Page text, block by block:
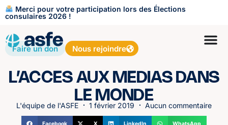
Merci pour votre participation lors des Élections
consulaires 2026 !
Faire un don Nous rejoindre
L’ACCES AUX MEDIAS DANS
LE MONDE
L'équipe de l'ASFE 1 février 2019 Aucun commentaire